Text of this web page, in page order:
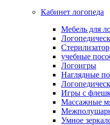
Кабинет логопеда
Мебель для
Стерилизатор
учебные
Логоигры
Наглядные
Игры с
Массажные
Умное